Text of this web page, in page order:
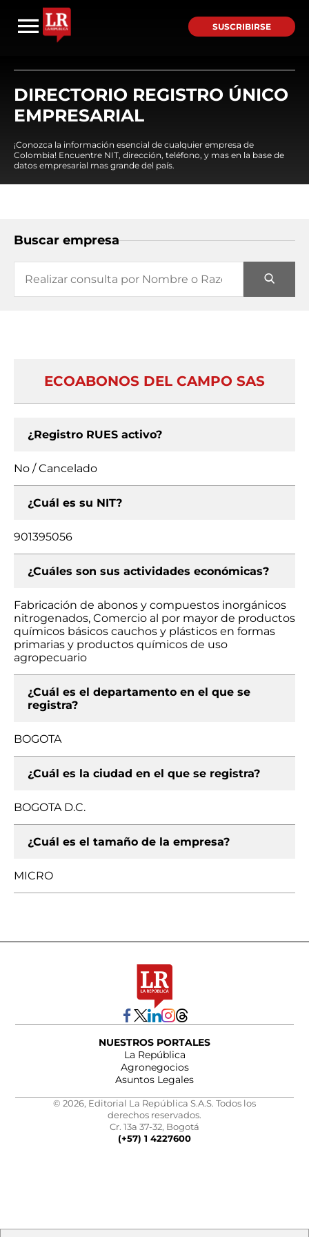
SUSCRIBIRSE
DIRECTORIO REGISTRO ÚNICO
EMPRESARIAL
¡Conozca la información esencial de cualquier empresa de
Colombia! Encuentre NIT, dirección, teléfono, y mas en la base de
datos empresarial mas grande del país.
Buscar empresa
ECOABONOS DEL CAMPO SAS
¿Registro RUES activo?
No / Cancelado
¿Cuál es su NIT?
901395056
¿Cuáles son sus actividades económicas?
Fabricación de abonos y compuestos inorgánicos
nitrogenados, Comercio al por mayor de productos
químicos básicos cauchos y plásticos en formas
primarias y productos químicos de uso
agropecuario
¿Cuál es el departamento en el que se
registra?
BOGOTA
¿Cuál es la ciudad en el que se registra?
BOGOTA D.C.
¿Cuál es el tamaño de la empresa?
MICRO
NUESTROS PORTALES
La República
Agronegocios
Asuntos Legales
© 2026, Editorial La República S.A.S. Todos los
derechos reservados.
Cr. 13a 37-32, Bogotá
(+57) 1 4227600